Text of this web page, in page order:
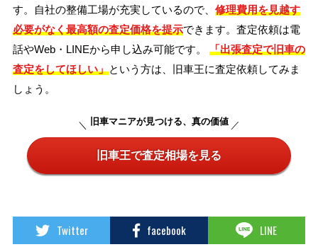
す。自社の整備工場が充実しているので、 修理費用を見越す
必要がなく最高額の査定価格を提示できます。査定依頼は電
話やWeb・LINEから申し込み可能です。 「出張査定で旧車の
査定をしてほしい」という方は、旧車王に査定依頼してみま
しょう。
旧車マニアが見つける、真の価値
旧車王で査定相場を見る
Twitter facebook LINE